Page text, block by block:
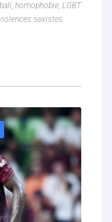
, homophobie, LGBT
sexistes